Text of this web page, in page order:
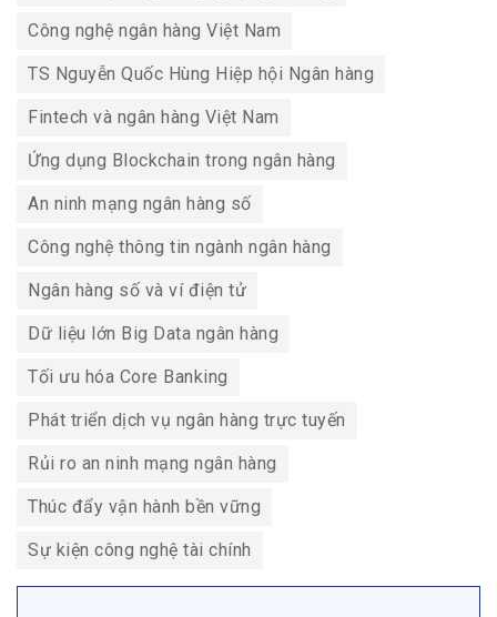
Công nghệ ngân hàng Việt Nam
TS Nguyễn Quốc Hùng Hiệp hội Ngân hàng
Fintech và ngân hàng Việt Nam
Ứng dụng Blockchain trong ngân hàng
An ninh mạng ngân hàng số
Công nghệ thông tin ngành ngân hàng
Ngân hàng số và ví điện tử
Dữ liệu lớn Big Data ngân hàng
Tối ưu hóa Core Banking
Phát triển dịch vụ ngân hàng trực tuyến
Rủi ro an ninh mạng ngân hàng
Thúc đẩy vận hành bền vững
Sự kiện công nghệ tài chính